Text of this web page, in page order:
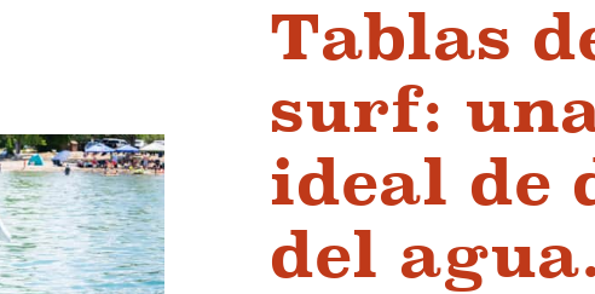
Tablas
surf:
ideal de
del